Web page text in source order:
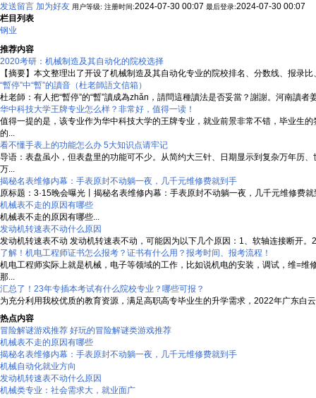
发送留言 加为好友 用户等级: 注册时间:2024-07-30 00:07 最后登录:2024-07-30 00:07
栏目列表
钢业
推荐内容
2020考研：机械制造及其自动化的院校选择
【摘要】本文整理出了开设了机械制造及其自动化专业的院校排名、分数线、报录
“暫停”中“暫”的讀音（杜老師語文信箱）
杜老師：有人把“暫停”的“暫”讀成為zhǎn，請問這種讀法是否妥當？謝謝。河南讀
华中科技大学王牌专业怎么样？非常好，值得一读！
值得一提的是，该专业作为华中科技大学的王牌专业，就业前景非常不错，毕业生
的...
看不懂手表上的功能怎么办 5大知识点请牢记
导语：表盘虽小，但表盘里的功能可不少。从简约大三针、日期显示到复杂万年历
万...
揭秘名表维修内幕：手表原封不动躺一夜，几千元维修费就到手
原标题：3·15晚会曝光丨揭秘名表维修内幕：手表原封不动躺一夜，几千元维修费
机械表不走的原因有哪些
机械表不走的原因有哪些...
发动机转速表不动什么原因
发动机转速表不动 发动机转速表不动，可能因为以下几个原因：1、软轴连接断开
了解！机电工程师证书怎么报考？证书有什么用？报考时间、报考流程！
机电工程师实际上就是机械，电子等领域的工作，比如说机电的安装，调试，维=
那...
汇总了！23年专插本考试有什么院校专业？哪些可报？
为充分利用我校优质的教育资源，满足高职高专毕业生的升学需求，2022年广东
热点内容
冒险解谜游戏推荐 好玩的冒险解谜类游戏推荐
机械表不走的原因有哪些
揭秘名表维修内幕：手表原封不动躺一夜，几千元维修费就到手
机械自动化就业方向
发动机转速表不动什么原因
机械类专业：社会需求大，就业面广